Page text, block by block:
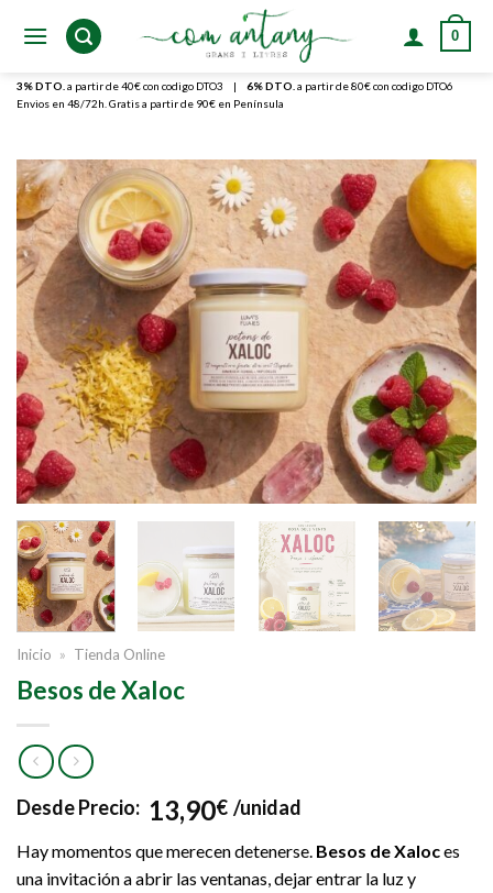
0
3% DTO. a partir de 40€ con codigo DTO3 | 6% DTO. a partir de 80€ con codigo DTO6
Envios en 48/72h. Gratis a partir de 90€ en Península
Inicio » Tienda Online
Besos de Xaloc
DesdePrecio: 13,90€ /unidad
Hay momentos que merecen detenerse. Besos de Xaloces
una invitación a abrir las ventanas, dejar entrar la luz y